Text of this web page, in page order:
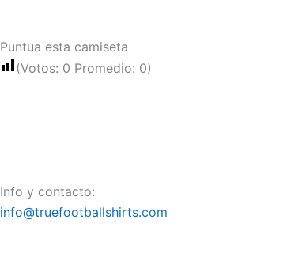
Puntua esta camiseta
(Votos: 0 Promedio: 0)
Info y contacto:
info@truefootballshirts.com